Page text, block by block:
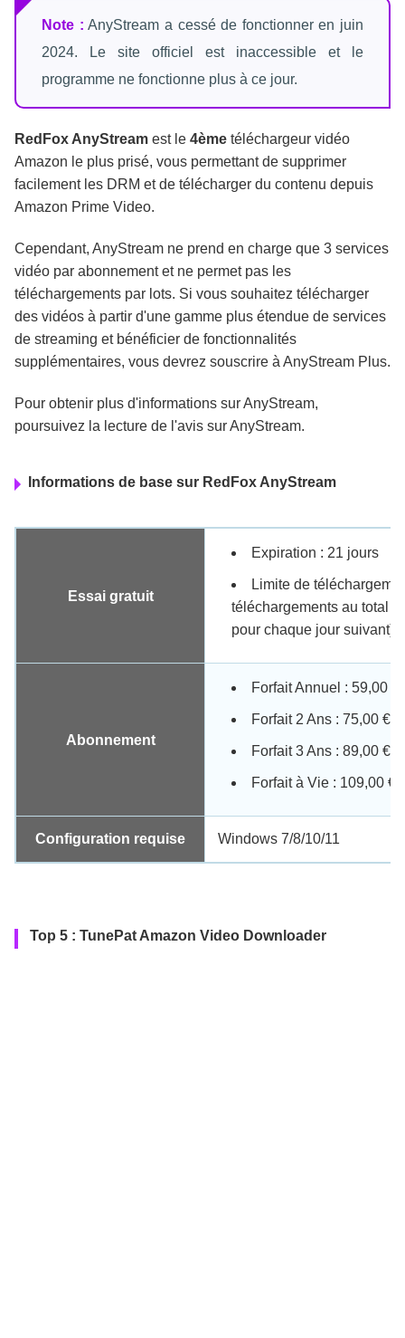
Note : AnyStream a cessé de fonctionner en juin
2024. Le site officiel est inaccessible et le
programme ne fonctionne plus à ce jour.
RedFox AnyStream est le 4ème téléchargeur vidéo
Amazon le plus prisé, vous permettant de supprimer
facilement les DRM et de télécharger du contenu depuis
Amazon Prime Video.
Cependant, AnyStream ne prend en charge que 3 services
vidéo par abonnement et ne permet pas les
téléchargements par lots. Si vous souhaitez télécharger
des vidéos à partir d'une gamme plus étendue de services
de streaming et bénéficier de fonctionnalités
supplémentaires, vous devrez souscrire à AnyStream Plus.
Pour obtenir plus d'informations sur AnyStream,
poursuivez la lecture de l'avis sur AnyStream.
Informations de base sur RedFox AnyStream
Essai gratuit
Expiration : 21 jours
Limite de
téléchargements au total
pour chaque jour suivant)
Abonnement
Forfait Annuel : 59,00 €
Forfait 2 Ans : 75,00 €
Forfait 3 Ans : 89,00 €
Forfait à Vie : 109,00 €
Configuration requise Windows 7/8/10/11
Top 5 : TunePat Amazon Video Downloader